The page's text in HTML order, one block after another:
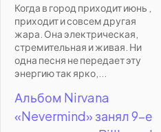
Когда в город приходит июнь ,
приходит и совсем другая
жара. Она электрическая,
стремительная и живая. Ни
одна песня не передает эту
энергию так ярко,...
Альбом Nirvana
«Nevermind» занял 9-е